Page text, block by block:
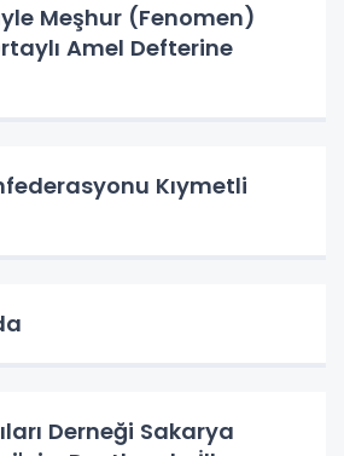
Meşhur (Fenomen)
Amel Defterine
Kıymetli
Derneği Sakarya